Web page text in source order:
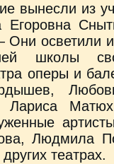
вынесли из
Егоровна
Они осветили
школы
оперы и
Людмила
театрах.